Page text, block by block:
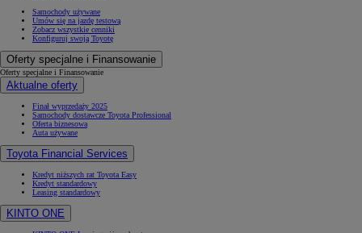
Samochody używane
Umów się na jazdę testową
Zobacz wszystkie cenniki
Konfiguruj swoją Toyotę
Oferty specjalne i Finansowanie
Oferty specjalne i Finansowanie
Aktualne oferty
Finał wyprzedaży 2025
Samochody dostawcze Toyota Professional
Oferta biznesowa
Auta używane
Toyota Financial Services
Kredyt niższych rat Toyota Easy
Kredyt standardowy
Leasing standardowy
KINTO ONE